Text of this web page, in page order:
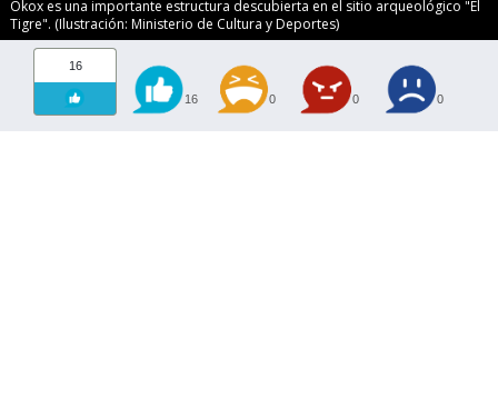
Okox es una importante estructura descubierta en el sitio arqueológico "El
Tigre". (Ilustración: Ministerio de Cultura y Deportes)
16
16 0 0 0